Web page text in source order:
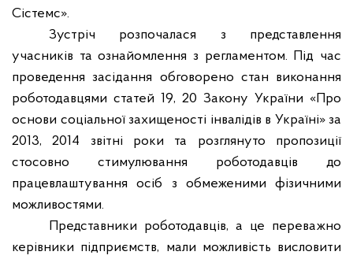
Сістемс».
Зустріч розпочалася з представлення
учасників та ознайомлення з регламентом. Під час
проведення засідання обговорено стан виконання
роботодавцями статей 19, 20 Закону України «Про
основи соціальної захищеності інвалідів в Україні» за
2013, 2014 звітні роки та розглянуто пропозиції
стосовно стимулювання роботодавців до
працевлаштування осіб з обмеженими фізичними
можливостями.
Представники роботодавців, а це переважно
керівники підприємств, мали можливість висловити